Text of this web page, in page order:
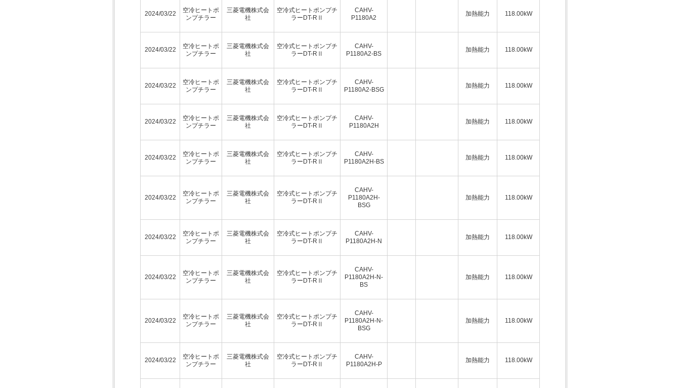
2024/03/22
空冷ヒートポ
ンプチラー
三菱電機株式会
社
空冷式ヒートポンプチ
ラーDT-RⅡ
CAHV-
P1180A2
加熱能力 118.00kW
2024/03/22
空冷ヒートポ
ンプチラー
三菱電機株式会
社
空冷式ヒートポンプチ
ラーDT-RⅡ
CAHV-
P1180A2-BS
加熱能力 118.00kW
2024/03/22
空冷ヒートポ
ンプチラー
三菱電機株式会
社
空冷式ヒートポンプチ
ラーDT-RⅡ
CAHV-
P1180A2-BSG
加熱能力 118.00kW
2024/03/22
空冷ヒートポ
ンプチラー
三菱電機株式会
社
空冷式ヒートポンプチ
ラーDT-RⅡ
CAHV-
P1180A2H
加熱能力 118.00kW
2024/03/22
空冷ヒートポ
ンプチラー
三菱電機株式会
社
空冷式ヒートポンプチ
ラーDT-RⅡ
CAHV-
P1180A2H-BS
加熱能力 118.00kW
2024/03/22
空冷ヒートポ
ンプチラー
三菱電機株式会
社
空冷式ヒートポンプチ
ラーDT-RⅡ
CAHV-
P1180A2H-
BSG
加熱能力 118.00kW
2024/03/22
空冷ヒートポ
ンプチラー
三菱電機株式会
社
空冷式ヒートポンプチ
ラーDT-RⅡ
CAHV-
P1180A2H-N
加熱能力 118.00kW
2024/03/22
空冷ヒートポ
ンプチラー
三菱電機株式会
社
空冷式ヒートポンプチ
ラーDT-RⅡ
CAHV-
P1180A2H-N-
BS
加熱能力 118.00kW
2024/03/22
空冷ヒートポ
ンプチラー
三菱電機株式会
社
空冷式ヒートポンプチ
ラーDT-RⅡ
CAHV-
P1180A2H-N-
BSG
加熱能力 118.00kW
2024/03/22
空冷ヒートポ
ンプチラー
三菱電機株式会
社
空冷式ヒートポンプチ
ラーDT-RⅡ
CAHV-
P1180A2H-P
加熱能力 118.00kW